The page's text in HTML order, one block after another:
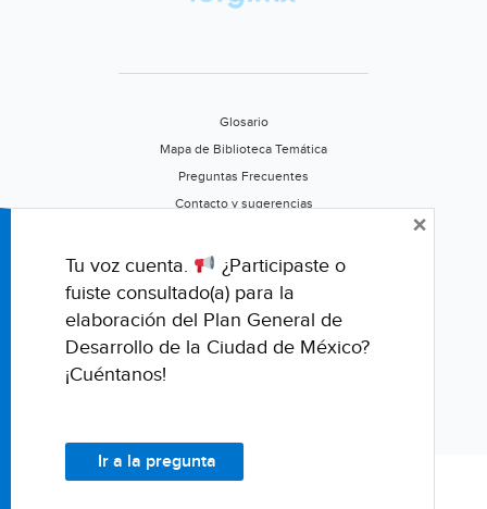
Glosario
Mapa de Biblioteca Temática
Preguntas Frecuentes
Contacto y sugerencias
Califica este portal
Tu voz cuenta.
¿Participaste o
fuiste consultado(a) para la
elaboración del Plan General de
Desarrollo de la Ciudad de México?
¡Cuéntanos!
Ir a la pregunta
×